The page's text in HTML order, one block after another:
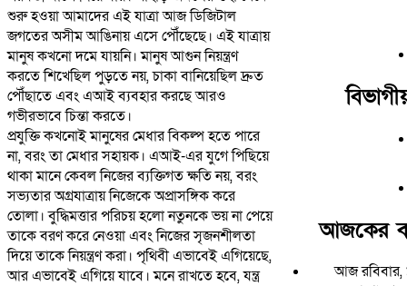
শুরু হওয়া আমাদের এই যাত্রা আজ ডিজিটাল
জগতের অসীম আঙিনায় এসে পৌঁছেছে। এই যাত্রায়
মানুষ কখনো দমে যায়নি। মানুষ আগুন নিয়ন্ত্রণ
করতে শিখেছিল পুড়তে নয়, চাকা বানিয়েছিল দ্রুত
পৌঁছাতে এবং এআই ব্যবহার করছে আরও
গভীরভাবে চিন্তা করতে।
​প্রযুক্তি কখনোই মানুষের মেধার বিকল্প হতে পারে
না, বরং তা মেধার সহায়ক। এআই-এর যুগে পিছিয়ে
থাকা মানে কেবল নিজের ব্যক্তিগত ক্ষতি নয়, বরং
সভ্যতার অগ্রযাত্রায় নিজেকে অপ্রাসঙ্গিক করে
তোলা। বুদ্ধিমত্তার পরিচয় হলো নতুনকে ভয় না পেয়ে
তাকে বরণ করে নেওয়া এবং নিজের সৃজনশীলতা
দিয়ে তাকে নিয়ন্ত্রণ করা। পৃথিবী এভাবেই এগিয়েছে,
আর এভাবেই এগিয়ে যাবে। মনে রাখতে হবে, যন্ত্র
আজকের
আজ